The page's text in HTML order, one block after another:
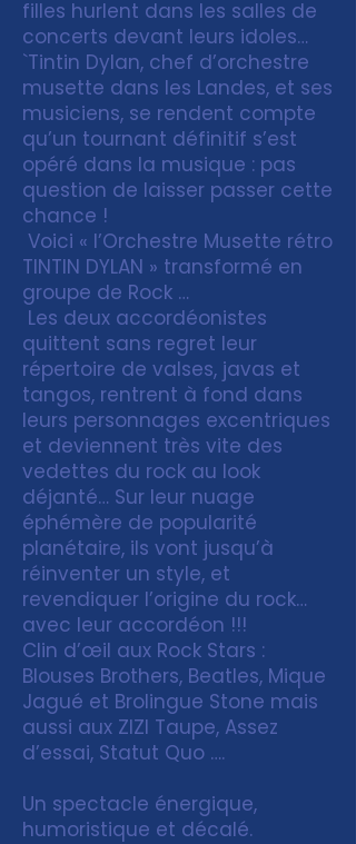
filles hurlent dans les salles de
concerts devant leurs idoles…
`Tintin Dylan, chef d’orchestre
musette dans les Landes, et ses
musiciens, se rendent compte
qu’un tournant définitif s’est
opéré dans la musique : pas
question de laisser passer cette
chance !
Voici « l’Orchestre Musette rétro
TINTIN DYLAN » transformé en
groupe de Rock …
Les deux accordéonistes
quittent sans regret leur
répertoire de valses, javas et
tangos, rentrent à fond dans
leurs personnages excentriques
et deviennent très vite des
vedettes du rock au look
déjanté… Sur leur nuage
éphémère de popularité
planétaire, ils vont jusqu’à
réinventer un style, et
revendiquer l’origine du rock…
avec leur accordéon !!!
Clin d’œil aux Rock Stars :
Blouses Brothers, Beatles, Mique
Jagué et Brolingue Stone mais
aussi aux ZIZI Taupe, Assez
d’essai, Statut Quo ….
Un spectacle énergique,
humoristique et décalé.